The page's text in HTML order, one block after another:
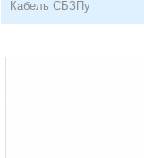
Кабель СБЗПу